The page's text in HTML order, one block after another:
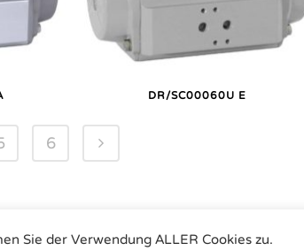
DR/SC00060U E
6
+49 (0)7243 59 34-0 | eMail: info@airtorque.de | Impressum
Sie der Verwendung ALLER Cookies zu.